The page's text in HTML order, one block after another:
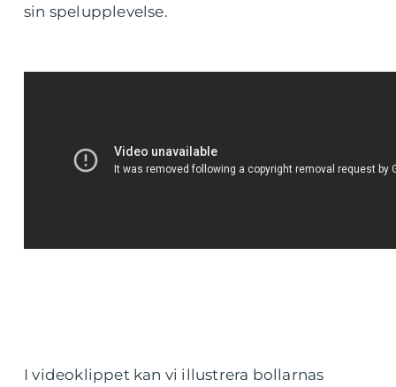
sin spelupplevelse.
I videoklippet kan vi illustrera bollarnas